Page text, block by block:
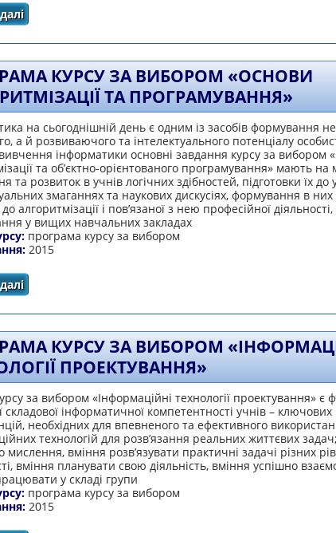
про ПРОГРАМА КУРСУ ЗА ВИБОРОМ «ОСНОВИ
КУРСУ ЗА ВИБОРОМ «ОСНОВИ
ТА ПРОГРАМУВАННЯ»
на сьогоднішній день є одним із засобів формування не
а й розвиваючого та інтелектуального потенціалу
інформатики основні завдання курсу за вибором
та об’єктно-орієнтованого програмування» мають на
та розвиток в учнів логічних здібностей, підготовки їх до
змаганнях та наукових дискусіях, формування в них
алгоритмізації і пов’язаної з нею професійної
у вищих навчальних закладах
програма курсу за вибором
2015
про Програма курсу за вибором «Основи
КУРСУ ЗА ВИБОРОМ
ПРОЕКТУВАННЯ»
за вибором «Інформаційні технології проектування» є
складової інформатичної компетентності учнів – ключових
необхідних для впевненого та ефективного
технологій для розв’язання реальних життєвих
мислення, вміння розв’язувати практичні задачі різних
вміння планувати свою діяльність, вміння успішно
у складі групи
програма курсу за вибором
2015